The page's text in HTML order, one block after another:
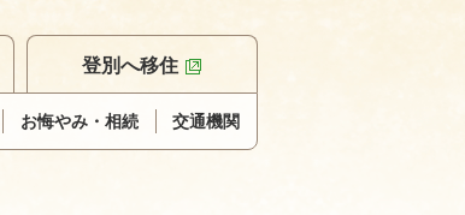
お悔やみ・相続 交通機関
登別へ移住